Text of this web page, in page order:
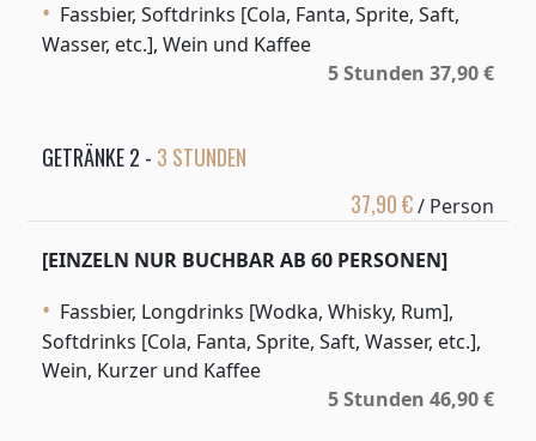
Fassbier, Softdrinks [Cola, Fanta, Sprite, Saft,
Wasser, etc.], Wein und Kaffee
5 Stunden 37,90 €
GETRÄNKE 2 - 3 STUNDEN
37,90 €/ Person
[EINZELN NUR BUCHBAR AB 60 PERSONEN]
Fassbier, Longdrinks [Wodka, Whisky, Rum],
Softdrinks [Cola, Fanta, Sprite, Saft, Wasser, etc.],
Wein, Kurzer und Kaffee
5 Stunden 46,90 €